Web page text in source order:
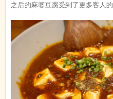
之后的麻婆豆腐受到了更多客人